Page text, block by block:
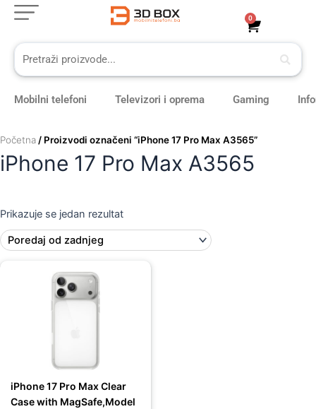
Skip
content
0
Cart
Mobilni telefoni Televizori i oprema Gaming
Početna / Proizvodi označeni “iPhone 17 Pro Max A3565”
iPhone 17 Pro Max A3565
Prikazuje se jedan rezultat
iPhone 17 Pro Max Clear
Case with MagSafe,Model
129,00 KM.
119,00 KM.